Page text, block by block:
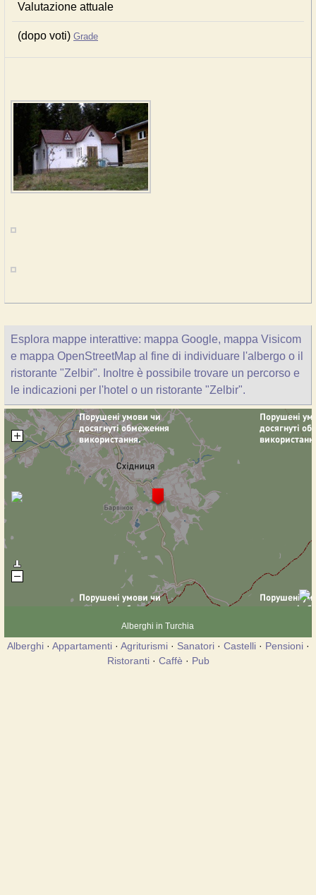
Valutazione attuale
(dopo voti) Grade
Esplora mappe interattive: mappa Google, mappa Visicom
e mappa OpenStreetMap al fine di individuare l'albergo o il
ristorante "Zelbir". Inoltre è possibile trovare un percorso e
le indicazioni per l'hotel o un ristorante "Zelbir".
Alberghi in Turchia
Alberghi· Appartamenti· Agriturismi· Sanatori· Castelli· Pensioni·
Ristoranti· Caffè · Pub